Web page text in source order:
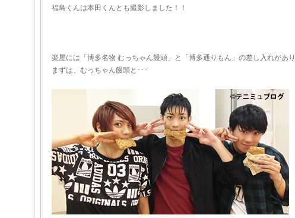
福島くんは本田くんとも撮影しました！！
楽屋には「博多名物 むっちゃん饅頭」と「博多通りもん」の差し入れがあり
まずは、むっちゃん饅頭と･･･